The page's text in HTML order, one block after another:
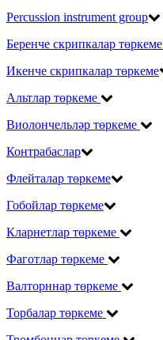
Percussion instrument group
Беренче скрипкалар төркеме
Икенче скрипкалар төркеме
Альтлар төркеме
Виолончельләр төркеме
Контрабаслар
Флейталар төркеме
Гобойлар төркеме
Кларнетлар төркеме
Фаготлар төркеме
Валторннар төркеме
Торбалар төркеме